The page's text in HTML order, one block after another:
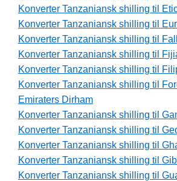
Konverter Tanzaniansk shilling til
Konverter Tanzaniansk shilling til
Konverter Tanzaniansk shilling til
Konverter Tanzaniansk shilling til
Konverter Tanzaniansk shilling til
Konverter Tanzaniansk shilling til
Emiraters Dirham
Konverter Tanzaniansk shilling til
Konverter Tanzaniansk shilling til
Konverter Tanzaniansk shilling til
Konverter Tanzaniansk shilling til
Konverter Tanzaniansk shilling til